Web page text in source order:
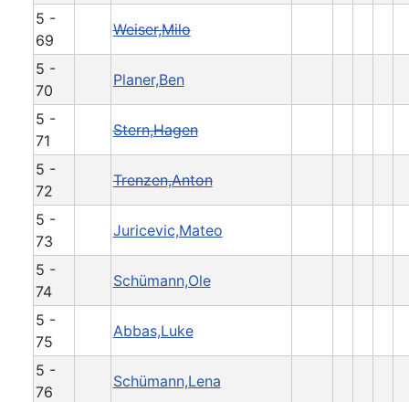
5 -
69
Weiser,Milo
5 -
70
Planer,Ben
5 -
71
Stern,Hagen
5 -
72
Trenzen,Anton
5 -
73
Juricevic,Mateo
5 -
74
Schümann,Ole
5 -
75
Abbas,Luke
5 -
76
Schümann,Lena